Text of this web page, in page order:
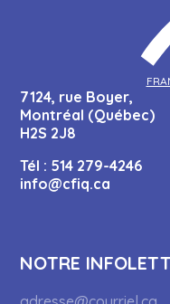
7124, rue Boyer,
Montréal (Québec)
H2S 2J8
Tél : 514 279-4246
info@cfiq.ca
NOTRE